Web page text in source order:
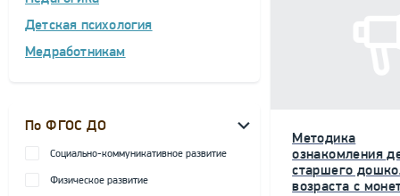
Детская психология
Медработникам
По ФГОС ДО
Социально-коммуникативное развитие
Физическое развитие
Методика
ознакомления
старшего
возраста с